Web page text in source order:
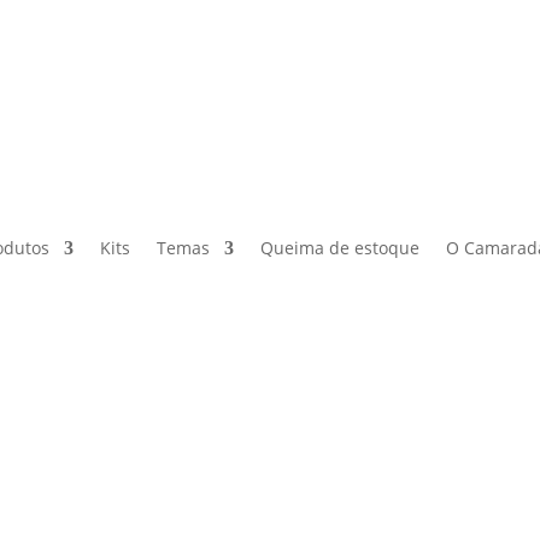
Kits Temas Queima de estoque O